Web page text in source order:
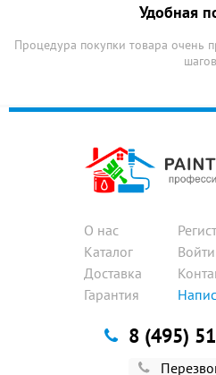
Удобная
Процедура покупки товара очень
шагов
О нас
Каталог
Доставка
Гарантия
8 (495)